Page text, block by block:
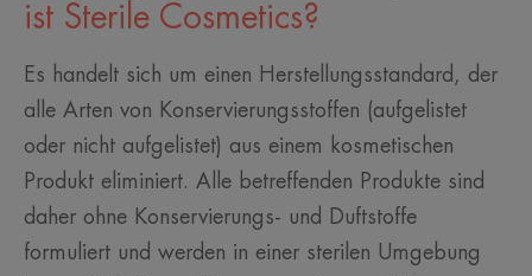
ist Sterile Cosmetics?
Es handelt sich um einen Herstellungsstandard, der
alle Arten von Konservierungsstoffen (aufgelistet
oder nicht aufgelistet) aus einem kosmetischen
Produkt eliminiert. Alle betreffenden Produkte sind
daher ohne Konservierungs- und Duftstoffe
formuliert und werden in einer sterilen Umgebung